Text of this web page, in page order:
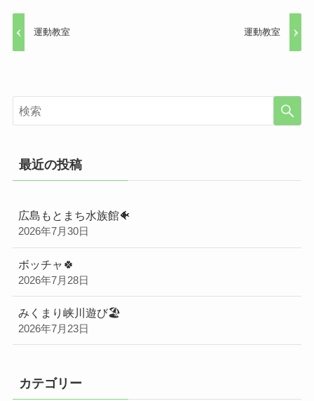
運動教室 運動教室
最近の投稿
広島もとまち水族館🐠
2026年7月30日
ボッチャ🍀
2026年7月28日
みくまり峡川遊び🏖️
2026年7月23日
カテゴリー